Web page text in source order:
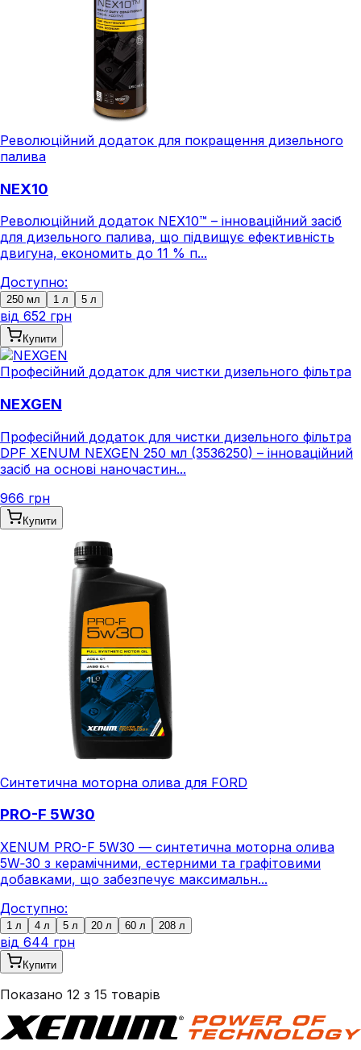
Революційний додаток для покращення дизельного
палива
NEX10
Революційний додаток NEX10™ – інноваційний засіб
для дизельного палива, що підвищує ефективність
двигуна, економить до 11 % п...
Доступно:
250 мл 1 л 5 л
від 652 грн
Купити
Професійний додаток для чистки дизельного фільтра
NEXGEN
Професійний додаток для чистки дизельного фільтра
DPF XENUM NEXGEN 250 мл (3536250) – інноваційний
засіб на основі наночастин...
966 грн
Купити
Синтетична моторна олива для FORD
PRO-F 5W30
XENUM PRO-F 5W30 — синтетична моторна олива
5W‑30 з керамічними, естерними та графітовими
добавками, що забезпечує максимальн...
Доступно:
1 л 4 л 5 л 20 л 60 л 208 л
від 644 грн
Купити
Показано 12 з 15 товарів